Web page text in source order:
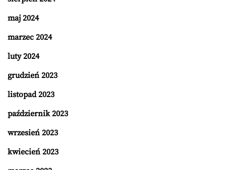
maj 2024
marzec 2024
luty 2024
grudzień 2023
listopad 2023
październik 2023
wrzesień 2023
kwiecień 2023